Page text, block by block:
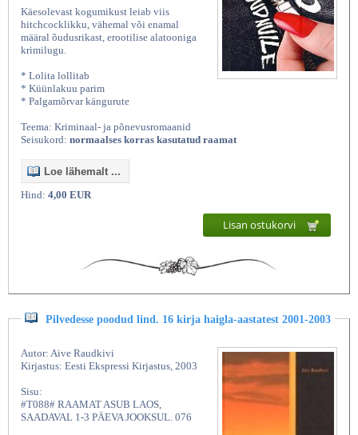
Käesolevast kogumikust leiab viis
hitchcocklikku, vähemal või enamal
määral õudusrikast, erootilise alatooniga
krimilugu.
* Lolita lollitab
* Küünlakuu parim
* Palgamõrvar kängurute
Teema: Kriminaal- ja põnevusromaanid
Seisukord: normaalses korras kasutatud raamat
Loe lähemalt ...
Hind: 4,00 EUR
Lisan ostukorvi
Pilvedesse poodud lind. 16 kirja haigla-aastatest 2001-2003
Autor: Aive Raudkivi
Kirjastus: Eesti Ekspressi Kirjastus, 2003
Sisu:
#T088# RAAMAT ASUB LAOS,
SAADAVAL 1-3 PÄEVA JOOKSUL. 076